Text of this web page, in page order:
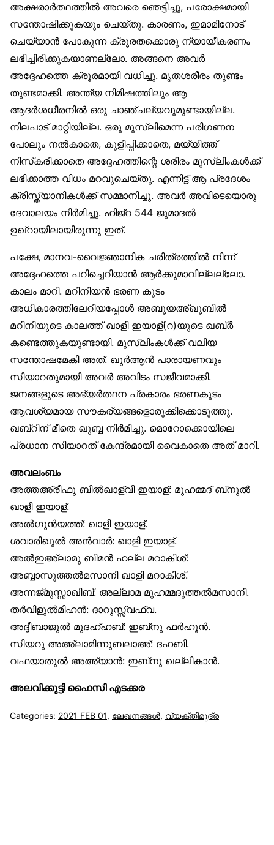
അക്ഷരാർത്ഥത്തിൽ അവരെ ഞെട്ടിച്ചു, പരോക്ഷമായി
സന്തോഷിക്കുകയും ചെയ്തു. കാരണം, ഇമാമിനോട്
ചെയ്യാൻ പോകുന്ന ക്രൂരതക്കൊരു ന്യായീകരണം
ലഭിച്ചിരിക്കുകയാണല്ലോ. അങ്ങനെ അവർ
അദ്ദേഹത്തെ ക്രൂരമായി വധിച്ചു. മൃതശരീരം തുണ്ടം
തുണ്ടമാക്കി. അന്ത്യ നിമിഷത്തിലും ആ
ആദർശധീരനിൽ ഒരു ചാഞ്ചല്യവുമുണ്ടായില്ല.
നിലപാട് മാറ്റിയില്ല. ഒരു മുസ്‌ലിമെന്ന പരിഗണന
പോലും നൽകാതെ, കുളിപ്പിക്കാതെ, മയ്യിത്ത്
നിസ്‌കരിക്കാതെ അദ്ദേഹത്തിന്റെ ശരീരം മുസ്‌ലിംകൾക്ക്
ലഭിക്കാത്ത വിധം മറവുചെയ്തു. എന്നിട്ട് ആ പ്രദേശം
ക്രിസ്ത്യാനികൾക്ക് സമ്മാനിച്ചു. അവർ അവിടെയൊരു
ദേവാലയം നിർമിച്ചു. ഹിജ്‌റ 544 ജുമാദൽ
ഉഖ്‌റായിലായിരുന്നു ഇത്.
പക്ഷേ, മാനവ-വൈജ്ഞാനിക ചരിത്രത്തിൽ നിന്ന്
അദ്ദേഹത്തെ പറിച്ചെറിയാൻ ആർക്കുമാവില്ലല്ലോ.
കാലം മാറി. മറിനിയൻ ഭരണ കൂടം
അധികാരത്തിലേറിയപ്പോൾ അബൂയഅ്ഖൂബിൽ
മറീനിയുടെ കാലത്ത് ഖാളീ ഇയാള്(റ)യുടെ ഖബ്ർ
കണ്ടെത്തുകയുണ്ടായി. മുസ്‌ലിംകൾക്ക് വലിയ
സന്തോഷമേകി അത്. ഖുർആൻ പാരായണവും
സിയാറതുമായി അവർ അവിടം സജീവമാക്കി.
ജനങ്ങളുടെ അഭ്യർത്ഥന പ്രകാരം ഭരണകൂടം
ആവശ്യമായ സൗകര്യങ്ങളൊരുക്കിക്കൊടുത്തു.
ഖബ്‌റിന് മീതെ ഖുബ്ബ നിർമിച്ചു. മൊറോക്കൊയിലെ
പ്രധാന സിയാറത് കേന്ദ്രമായി വൈകാതെ അത് മാറി.
അവലംബം
അത്തഅ്‌രീഫു ബിൽഖാള്വീ ഇയാള്: മുഹമ്മദ് ബ്‌നുൽ
ഖാളീ ഇയാള്.
അൽഗുൻയത്ത്: ഖാളീ ഇയാള്.
ശവാരിഖുൽ അൻവാർ: ഖാളി ഇയാള്.
അൽഇഅ്‌ലാമു ബിമൻ ഹല്ല മറാകിശ്:
അബ്ബാസുത്തൽമസാനി ഖാളി മറാകിശ്.
അന്നജ്മുസ്സാഖിബ്: അല്ലാമ മുഹമ്മദുത്തൽമസാനീ.
തർവിളുൽമിഹൻ: ദാറുസ്സ്വഫ്‌വ.
അദ്ദീബാജുൽ മുദഹ്ഹബ്: ഇബ്‌നു ഫർഹൂൻ.
സിയറു അഅ്‌ലാമിന്നുബലാഅ്: ദഹബി.
വഫയാതുൽ അഅ്‌യാൻ: ഇബ്‌നു ഖല്ലികാൻ.
അലവിക്കുട്ടി ഫൈസി എടക്കര
Categories: 2021 FEB 01, ലേഖനങ്ങള്‍, വ്യക്തിമുദ്ര